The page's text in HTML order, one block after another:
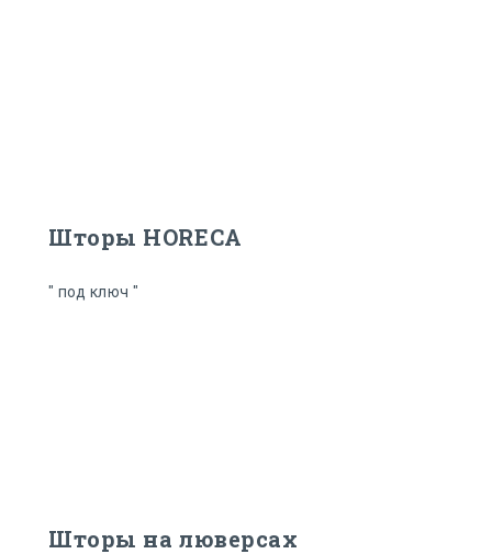
Шторы HORECA
" под ключ "
Шторы на люверсах